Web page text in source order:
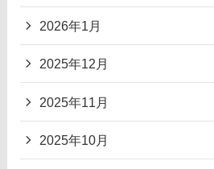
2026年1月
2025年12月
2025年11月
2025年10月